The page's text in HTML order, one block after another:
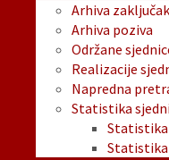
Arhiva
Arhiva poziva
Održane
Realizacije
Napredna
Statistika
Statistika
Statistika